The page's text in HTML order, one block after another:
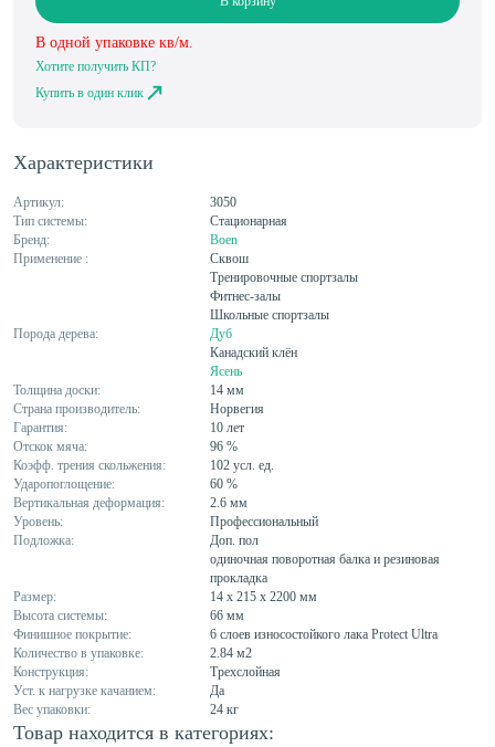
Характеристики
Артикул:
3050
Тип системы:
Стационарная
Бренд:
Boen
Применение :
Сквош
Тренировочные спортзалы
Фитнес-залы
Школьные спортзалы
Порода дерева:
Дуб
Канадский клён
Ясень
Толщина доски:
14 мм
Страна производитель:
Норвегия
Гарантия:
10 лет
Отскок мяча:
96 %
Коэфф. трения скольжения:
102 усл. ед.
Ударопоглощение:
60 %
Вертикальная деформация:
2.6 мм
Уровень:
Профессиональный
Подложка:
Доп. пол
одиночная поворотная балка и резиновая
прокладка
Размер:
14 x 215 x 2200 мм
Высота системы:
66 мм
Финишное покрытие:
6 слоев износостойкого лака Protect Ultra
Количество в упаковке:
2.84 м2
Конструкция:
Трехслойная
Уст. к нагрузке качанием:
Да
Вес упаковки:
24 кг
Товар находится в категориях:
В одной упаковке кв/м.
Хотите получить КП?
Купить в один клик